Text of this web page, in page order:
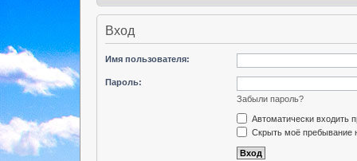
Вход
Имя пользователя:
Пароль:
Забыли пароль?
Автоматически входить
Скрыть моё пребывание